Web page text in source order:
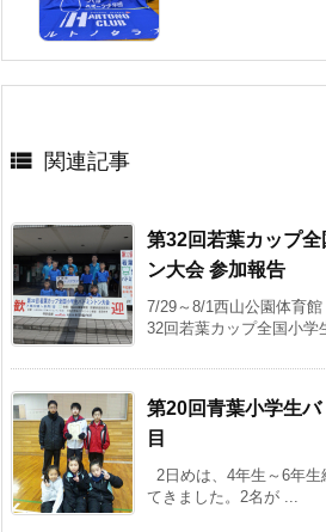
 関連記事
第32回若葉カップ
ン大会 参加報告
7/29～8/1西山公園体育
32回若葉カップ全国小学
第20回青葉小学生バ
目
2日めは、4年生～6年
てきました。2名が ...